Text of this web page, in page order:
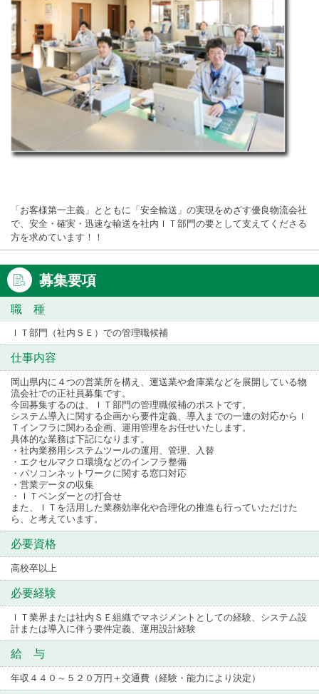
「お客様第一主義」とともに「安全輸送」の実現をめざす優良物流会社
で、安全・確実・迅速な輸送を社内ＩＴ部門の要として支えてくださる
方を求めています！！
募集要項
職 種
ＩＴ部門（社内ＳＥ）での管理職候補
仕事内容
岡山県内に４つの営業所を構え、運送業や倉庫業などを展開している物
流会社での正社員募集です。
今回募集するのは、ＩＴ部門の管理職候補のポストです。
システム導入に関する企画から要件定義、導入までの一連の対応からＩ
Ｔインフラに関わる企画、運用管理をお任せいたします。
具体的な業務は下記になります。
・社内業務用システムツールの運用、管理、入替
・エクセルマクロ環境などのインフラ整備
・パソコンネットワークに関する窓口対応
・営業データの収集
・ＩＴベンダーとの打合せ
また、ＩＴを活用した業務効率化や合理化の推進も行っていただけた
ら、と考えています。
必要資格
高校卒以上
必要経験
ＩＴ業界または社内ＳＥ組織でマネジメントとしての経験、システム設
計または導入に伴う要件定義、運用設計経験
給 与
年収４４０～５２０万円＋交通費（経験・能力により決定）